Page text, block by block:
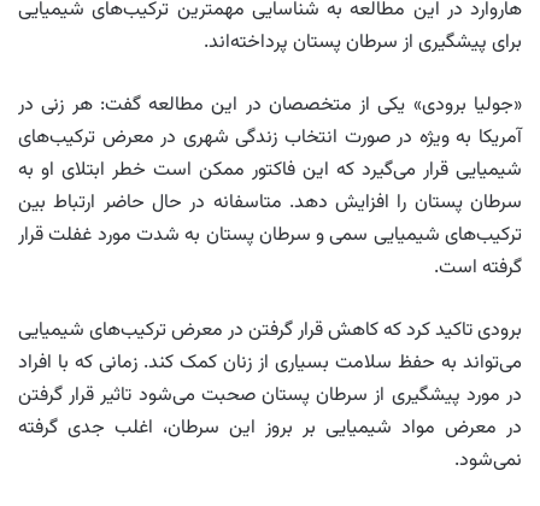
هاروارد در این مطالعه به شناسایی مهمترین ترکیب‌های شیمیایی
برای پیشگیری از سرطان پستان پرداخته‌اند.
«جولیا برودی» یکی از متخصصان در این مطالعه گفت: هر زنی در
آمریکا به ویژه در صورت انتخاب زندگی شهری در معرض ترکیب‌های
شیمیایی قرار می‌گیرد که این فاکتور ممکن است خطر ابتلای او به
سرطان پستان را افزایش دهد. متاسفانه در حال حاضر ارتباط بین
ترکیب‌های شیمیایی سمی و سرطان پستان به شدت مورد غفلت قرار
گرفته است.
برودی تاکید کرد که کاهش قرار گرفتن در معرض ترکیب‌های شیمیایی
می‌تواند به حفظ سلامت بسیاری از زنان کمک کند. زمانی‌ که با افراد
در مورد پیشگیری از سرطان پستان صحبت می‌شود تاثیر قرار گرفتن
در معرض مواد شیمیایی بر بروز این سرطان، اغلب جدی گرفته
نمی‌شود.